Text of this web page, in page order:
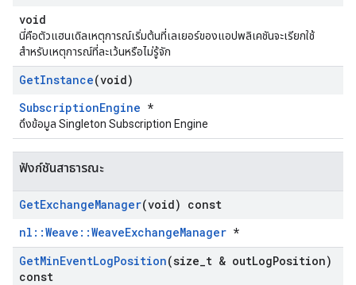
void
นี่คือตัวแฮนเดิลเหตุการณ์เริ่มต้นที่เลเยอร์ของแอปพลิเคชันจะเรียกใช้
สำหรับเหตุการณ์ที่ละเว้นหรือไม่รู้จัก
GetInstance(void)
SubscriptionEngine *
ดึงข้อมูล Singleton Subscription Engine
ฟังก์ชันสาธารณะ
GetExchangeManager(void) const
nl::Weave::WeaveExchangeManager *
GetMinEventLogPosition(size t & outLogPosition)
const